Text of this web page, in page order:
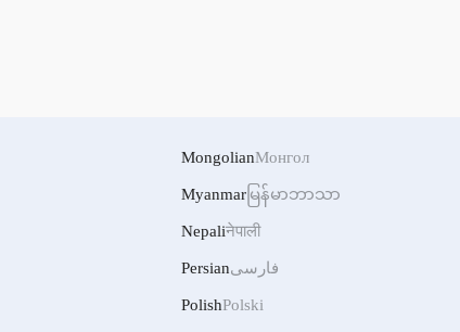
MongolianМонгол
Myanmar မြန်မာဘာသာ
Nepaliनेपाली
Persianفارسی
PolishPolski